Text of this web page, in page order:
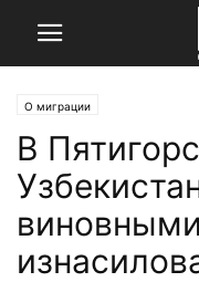
О миграции
В